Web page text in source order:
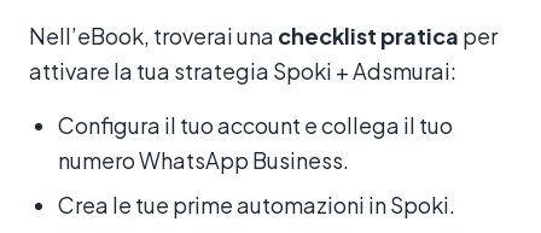
Nell’eBook, troverai una checklist pratica per
attivare la tua strategia Spoki + Adsmurai:
Configura il tuo account e collega il tuo
numero WhatsApp Business.
Crea le tue prime automazioni in Spoki.